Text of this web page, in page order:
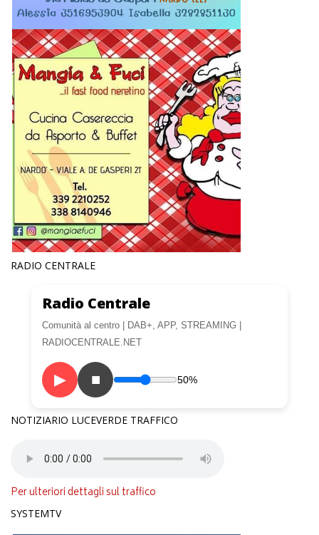
RADIO CENTRALE
Radio Centrale
Comunità al centro | DAB+, APP, STREAMING |
RADIOCENTRALE.NET
▶ ■ 50%
NOTIZIARIO LUCEVERDE TRAFFICO
Per ulteriori dettagli sul traffico
SYSTEMTV